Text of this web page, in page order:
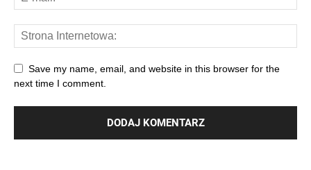
Save my name, email, and website in this browser for the
next time I comment.